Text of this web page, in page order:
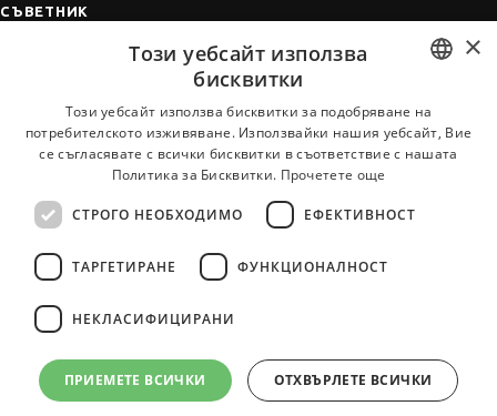
СЪВЕТНИК
Автобиографията
Интервю за работа
Когато получим оферта
За новодошли
BULGARIAN
ENGLISH
×
Този уебсайт използва
бисквитки
Този уебсайт използва бисквитки за подобряване на
потребителското изживяване. Използвайки нашия уебсайт, Вие
се съгласявате с всички бисквитки в съответствие с нашата
Политика за Бисквитки. Прочетете още
СТРОГО НЕОБХОДИМО ЕФЕКТИВНОСТ
ТАРГЕТИРАНЕ ФУНКЦИОНАЛНОСТ
НЕКЛАСИФИЦИРАНИ
ПРИЕМЕТЕ ВСИЧКИ ОТХВЪРЛЕТЕ ВСИЧКИ